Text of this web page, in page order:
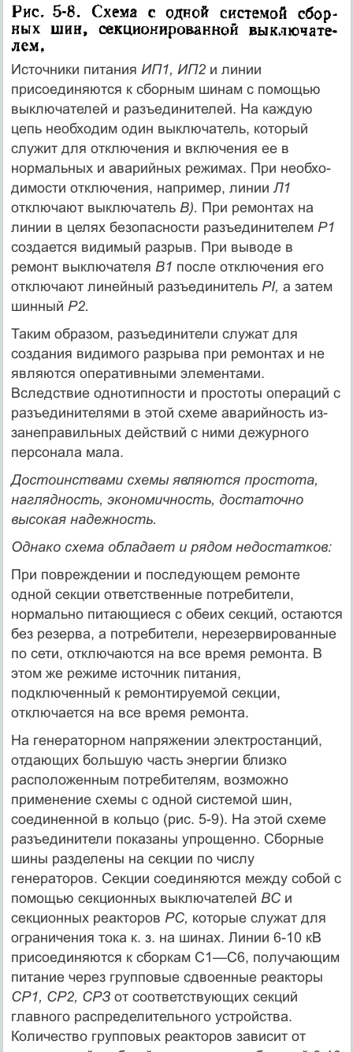
Источники питания ИП1, ИП2 и линии
присоединяются к сбор­ным шинам с помощью
выключателей и разъединителей. На каждую
цепь необходим один выключатель, который
служит для отключения и включения ее в
нормальных и аварийных режимах. При необхо­
димости отключения, например, линии Л1
отключают выключатель В). При ремонтах на
линии в целях безопасности разъединителем Р1
создается видимый разрыв. При выводе в
ремонт выключателя В1 после отключения его
отключают линейный разъединитель PI, a затем
шинный Р2.
Таким образом, разъединители служат для
создания видимого разрыва при ремонтах и не
являются оперативными элементами.
Вследствие однотипности и простоты операций с
разъединителями в этой схеме аварийность из-
занеправильных действий с ними дежур­ного
персонала мала.
Достоинствами схемы являются простота,
наглядность, эко­номичность, достаточно
высокая надежность.
Однако схема обладает и рядом недостатков:
При повреждении и последующем ремонте
одной секции ответст­венные потребители,
нормально питающиеся с обеих секций, остают­ся
без резерва, а потребители, нерезервированные
по сети, отклю­чаются на все время ремонта. В
этом же режиме источник питания,
подключенный к ремонтируемой секции,
отключается на все время ремонта.
На генераторном напряжении электростанций,
отдающих боль­шую часть энергии близко
расположенным потребителям, возможно
применение схемы с одной системой шин,
соединенной в кольцо (рис. 5-9). На этой схеме
разъединители показаны упрощенно. Сборные
шины разделены на секции по числу
генераторов. Сек­ции соединяются между собой с
помощью секционных выключа­телей ВС и
секционных реакторов PC, которые служат для
ограниче­ния тока к. з. на шинах. Линии 6-10 кВ
присоединяются к сборкам С1—С6, получающим
питание через групповые сдвоенные реакторы
СР1, CP2, СРЗ от соответствующих секций
главного распредели­тельного устройства.
Количество групповых реакторов зависит от